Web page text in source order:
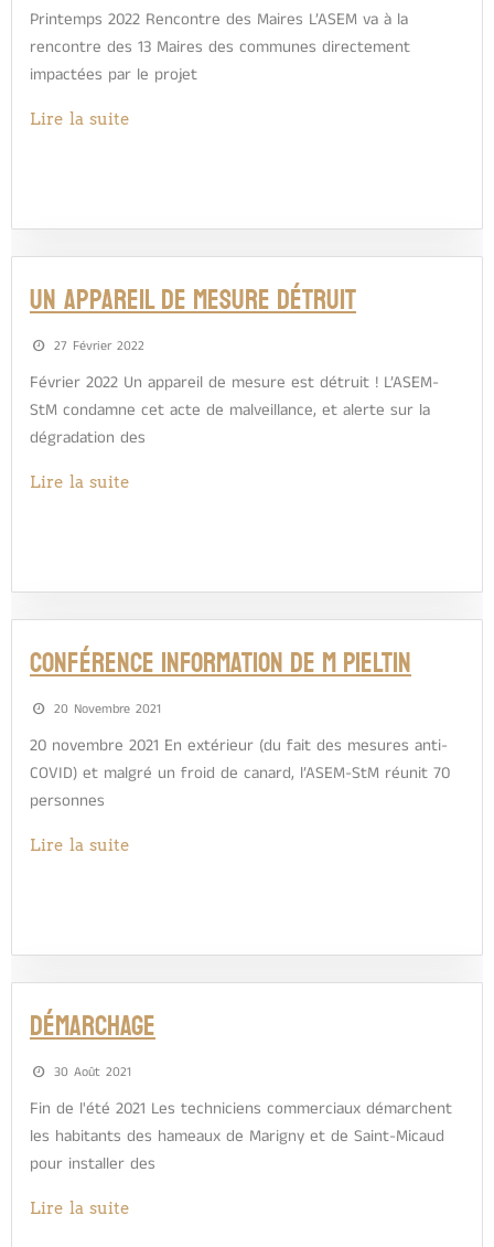
Printemps 2022 Rencontre des Maires L’ASEM va à la
rencontre des 13 Maires des communes directement
impactées par le projet
Lire la suite
Un appareil de mesure détruit
27 Février 2022
Février 2022 Un appareil de mesure est détruit ! L’ASEM-
StM condamne cet acte de malveillance, et alerte sur la
dégradation des
Lire la suite
Conférence information de M Pieltin
20 Novembre 2021
20 novembre 2021 En extérieur (du fait des mesures anti-
COVID) et malgré un froid de canard, l’ASEM-StM réunit 70
personnes
Lire la suite
Démarchage
30 Août 2021
Fin de l'été 2021 Les techniciens commerciaux démarchent
les habitants des hameaux de Marigny et de Saint-Micaud
pour installer des
Lire la suite